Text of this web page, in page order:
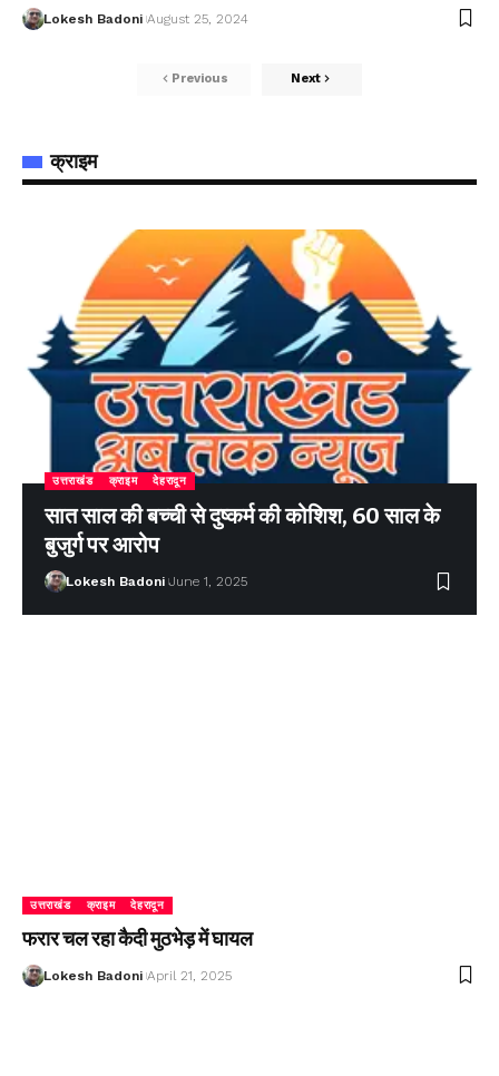
Lokesh Badoni August 25, 2024
Previous Next
क्राइम
उत्तराखंड क्राइम देहरादून
सात साल की बच्ची से दुष्कर्म की कोशिश, 60 साल के
बुजुर्ग पर आरोप
Lokesh Badoni June 1, 2025
उत्तराखंड क्राइम देहरादून
फरार चल रहा कैदी मुठभेड़ में घायल
Lokesh Badoni April 21, 2025